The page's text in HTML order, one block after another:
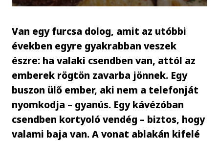
Van egy furcsa dolog, amit az utóbbi
években egyre gyakrabban veszek
észre: ha valaki csendben van, attól az
emberek rögtön zavarba jönnek. Egy
buszon ülő ember, aki nem a telefonját
nyomkodja – gyanús. Egy kávézóban
csendben kortyoló vendég – biztos, hogy
valami baja van. A vonat ablakán kifelé